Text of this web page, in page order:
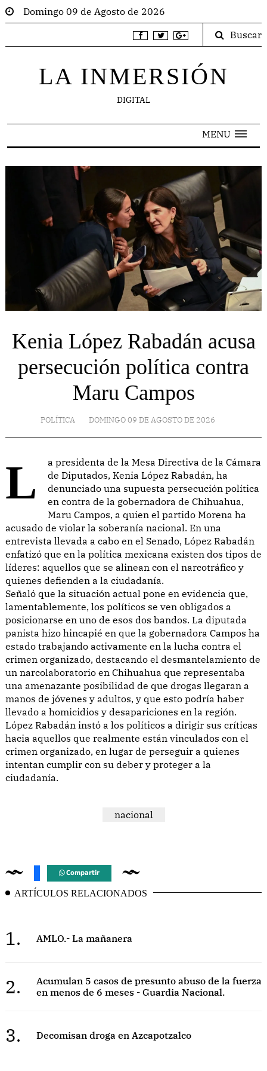
Domingo 09 de Agosto de 2026
Buscar
LA INMERSIÓN
DIGITAL
MENU
Kenia López Rabadán acusa
persecución política contra
Maru Campos
POLÍTICA DOMINGO 09 DE AGOSTO DE 2026
La presidenta de la Mesa Directiva de la Cámara
de Diputados, Kenia López Rabadán, ha
denunciado una supuesta persecución política
en contra de la gobernadora de Chihuahua,
Maru Campos, a quien el partido Morena ha
acusado de violar la soberanía nacional. En una
entrevista llevada a cabo en el Senado, López Rabadán
enfatizó que en la política mexicana existen dos tipos de
líderes: aquellos que se alinean con el narcotráfico y
quienes defienden a la ciudadanía.
Señaló que la situación actual pone en evidencia que,
lamentablemente, los políticos se ven obligados a
posicionarse en uno de esos dos bandos. La diputada
panista hizo hincapié en que la gobernadora Campos ha
estado trabajando activamente en la lucha contra el
crimen organizado, destacando el desmantelamiento de
un narcolaboratorio en Chihuahua que representaba
una amenazante posibilidad de que drogas llegaran a
manos de jóvenes y adultos, y que esto podría haber
llevado a homicidios y desapariciones en la región.
López Rabadán instó a los políticos a dirigir sus críticas
hacia aquellos que realmente están vinculados con el
crimen organizado, en lugar de perseguir a quienes
intentan cumplir con su deber y proteger a la
ciudadanía.
nacional
Compartir
ARTÍCULOS RELACIONADOS
1. AMLO.- La mañanera
2.
Acumulan 5 casos de presunto abuso de la fuerza
en menos de 6 meses - Guardia Nacional.
3. Decomisan droga en Azcapotzalco